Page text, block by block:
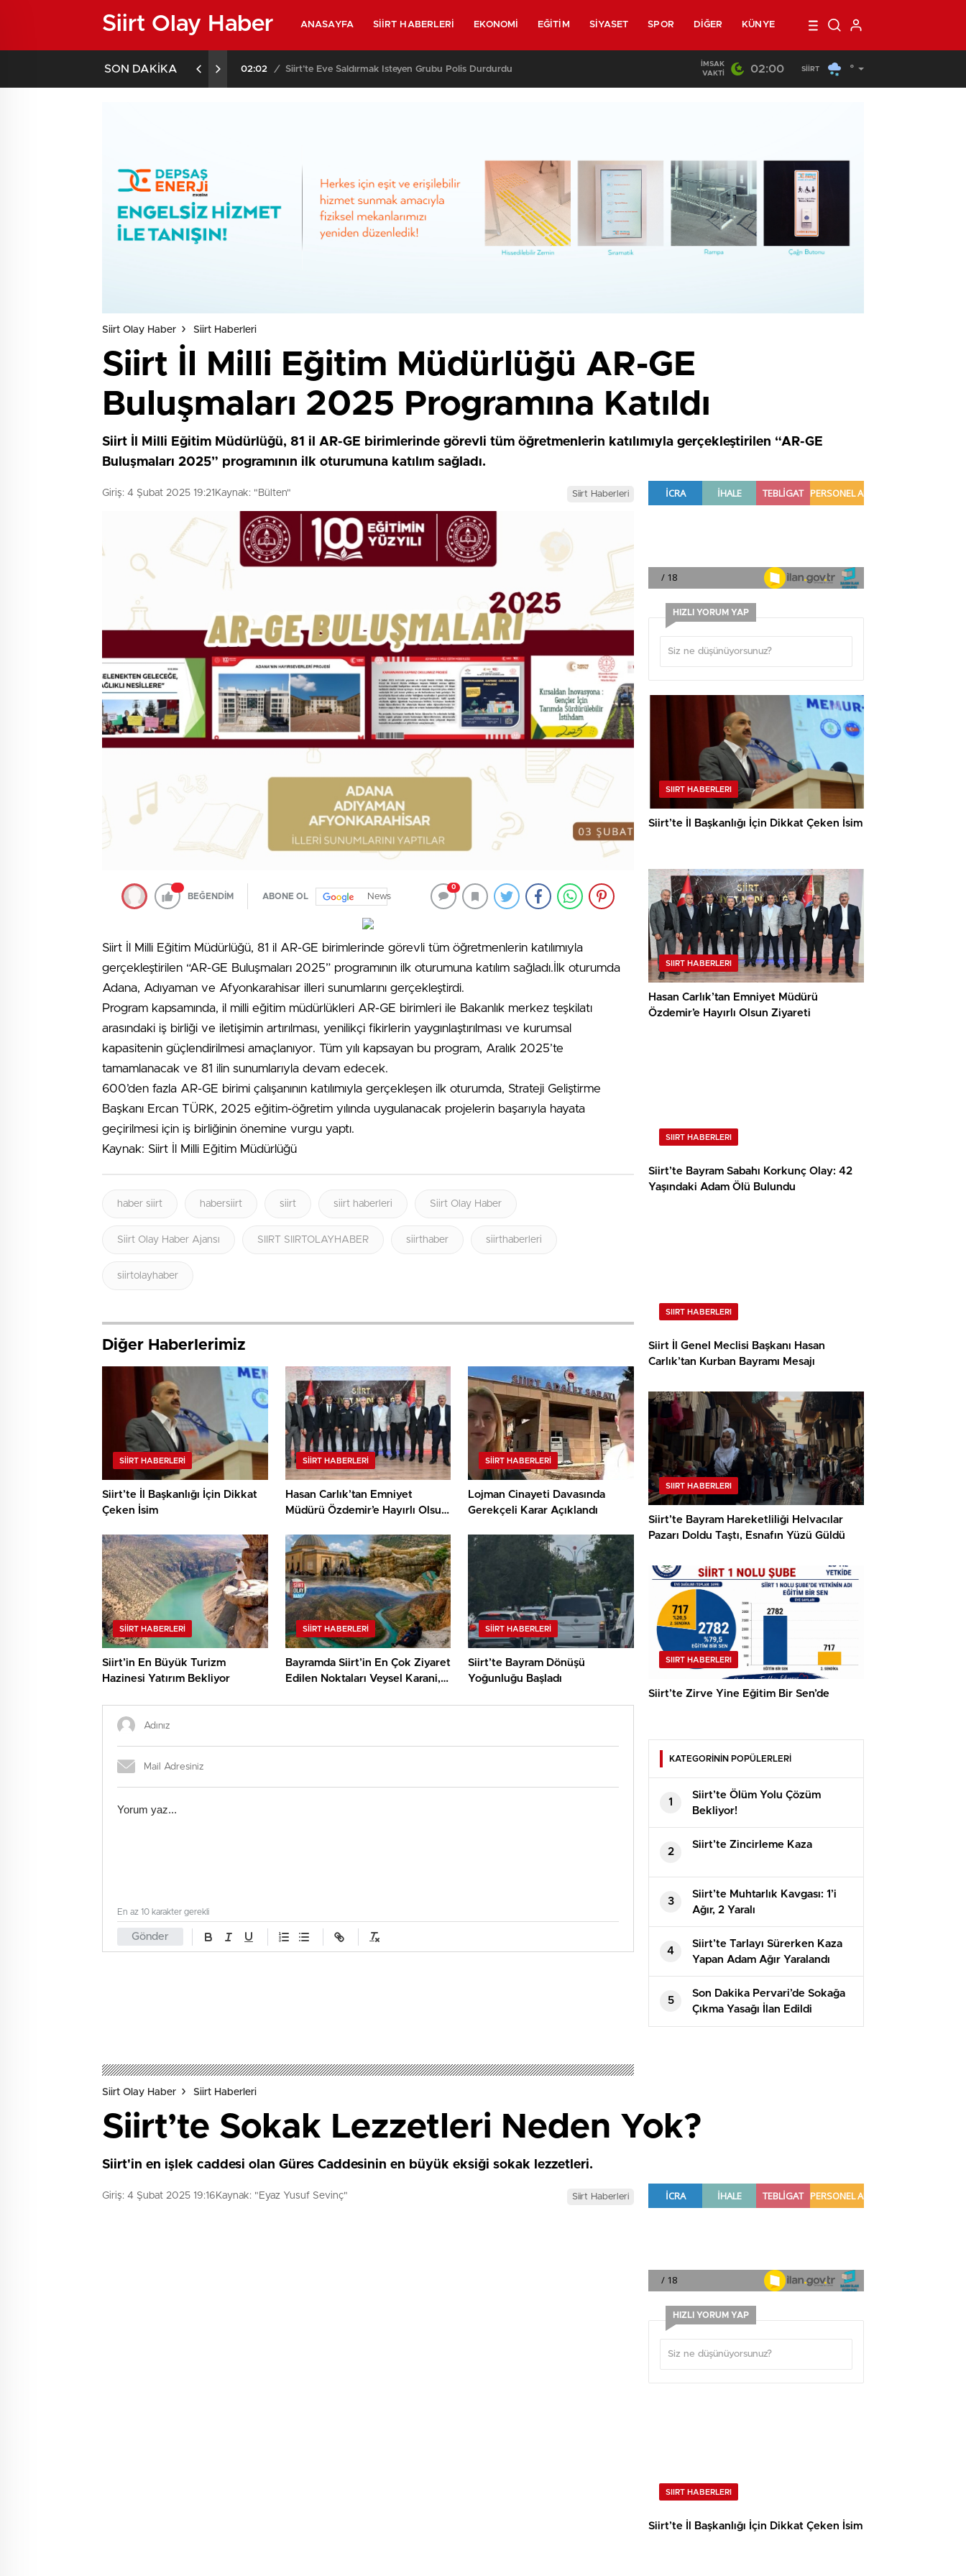
Siirt Olay Haber ANASAYFA SIIRT HABERLERI EKONOMI EĞITIM SIYASET SPOR DIĞER KÜNYE
SON DAKİKA 02:02 / Siirt’te Eve Saldırmak İsteyen Grubu Polis Durdurdu 22:44 / Siirt’te Yangın Paniği
İMSAK
VAKTI
02:00 SIIRT °
Siirt Olay Haber Siirt Haberleri
Siirt İl Milli Eğitim Müdürlüğü AR-GE
Buluşmaları 2025 Programına Katıldı
Siirt İl Milli Eğitim Müdürlüğü, 81 il AR-GE birimlerinde görevli tüm öğretmenlerin katılımıyla gerçekleştirilen “AR-GE
Buluşmaları 2025” programının ilk oturumuna katılım sağladı.
Giriş: 4 Şubat 2025 19:21 Kaynak: "Bülten" Siirt Haberleri
BEĞENDİM ABONE OL News
0
Siirt İl Milli Eğitim Müdürlüğü, 81 il AR-GE birimlerinde görevli tüm öğretmenlerin katılımıyla
gerçekleştirilen “AR-GE Buluşmaları 2025” programının ilk oturumuna katılım sağladı.İlk oturumda
Adana, Adıyaman ve Afyonkarahisar illeri sunumlarını gerçekleştirdi.
Program kapsamında, il milli eğitim müdürlükleri AR-GE birimleri ile Bakanlık merkez teşkilatı
arasındaki iş birliği ve iletişimin artırılması, yenilikçi fikirlerin yaygınlaştırılması ve kurumsal
kapasitenin güçlendirilmesi amaçlanıyor. Tüm yılı kapsayan bu program, Aralık 2025’te
tamamlanacak ve 81 ilin sunumlarıyla devam edecek.
600’den fazla AR-GE birimi çalışanının katılımıyla gerçekleşen ilk oturumda, Strateji Geliştirme
Başkanı Ercan TÜRK, 2025 eğitim-öğretim yılında uygulanacak projelerin başarıyla hayata
geçirilmesi için iş birliğinin önemine vurgu yaptı.
Kaynak: Siirt İl Milli Eğitim Müdürlüğü
haber siirt habersiirt siirt siirt haberleri Siirt Olay Haber
Siirt Olay Haber Ajansı SIIRT SIIRTOLAYHABER siirthaber siirthaberleri
siirtolayhaber
Diğer Haberlerimiz
SIIRT HABERLERI
Siirt’te İl Başkanlığı İçin Dikkat
Çeken İsim
SIIRT HABERLERI
Hasan Carlık’tan Emniyet
Müdürü Özdemir’e Hayırlı Olsun
SIIRT HABERLERI
Lojman Cinayeti Davasında
Gerekçeli Karar Açıklandı
SIIRT HABERLERI
Siirt’in En Büyük Turizm
Hazinesi Yatırım Bekliyor
SIIRT HABERLERI
Bayramda Siirt’in En Çok Ziyaret
Edilen Noktaları Veysel Karani,
SIIRT HABERLERI
Siirt’te Bayram Dönüşü
Yoğunluğu Başladı
Gönder
En az 10 karakter gerekli
HIZLI YORUM YAP
SIIRT HABERLERI
Siirt’te İl Başkanlığı İçin Dikkat Çeken İsim
SIIRT HABERLERI
Hasan Carlık’tan Emniyet Müdürü
Özdemir’e Hayırlı Olsun Ziyareti
SIIRT HABERLERI
Siirt’te Bayram Sabahı Korkunç Olay: 42
Yaşındaki Adam Ölü Bulundu
SIIRT HABERLERI
Siirt İl Genel Meclisi Başkanı Hasan
Carlık’tan Kurban Bayramı Mesajı
SIIRT HABERLERI
Siirt’te Bayram Hareketliliği Helvacılar
Pazarı Doldu Taştı, Esnafın Yüzü Güldü
SIIRT HABERLERI
Siirt’te Zirve Yine Eğitim Bir Sen’de
KATEGORİNİN POPÜLERLERİ
1
Siirt’te Ölüm Yolu Çözüm
Bekliyor!
2
Siirt’te Zincirleme Kaza
3
Siirt’te Muhtarlık Kavgası: 1’i
Ağır, 2 Yaralı
4
Siirt’te Tarlayı Sürerken Kaza
Yapan Adam Ağır Yaralandı
5
Son Dakika Pervari’de Sokağa
Çıkma Yasağı İlan Edildi
Siirt Olay Haber Siirt Haberleri
Siirt’te Sokak Lezzetleri Neden Yok?
Siirt'in en işlek caddesi olan Güres Caddesinin en büyük eksiği sokak lezzetleri.
Giriş: 4 Şubat 2025 19:16 Kaynak: "Eyaz Yusuf Sevinç" Siirt Haberleri
HIZLI YORUM YAP
SIIRT HABERLERI
Siirt’te İl Başkanlığı İçin Dikkat Çeken İsim